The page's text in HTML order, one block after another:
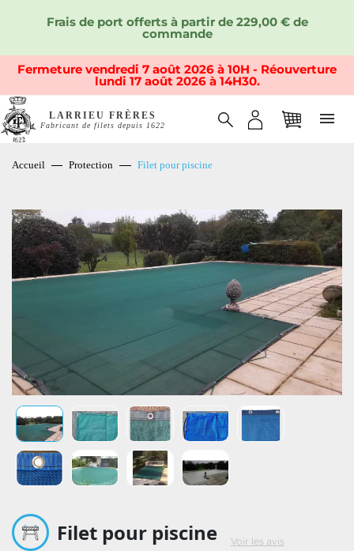
Frais de port offerts à partir de 229,00 € de
commande
Fermeture vendredi 7 août 2026 à 10H - Réouverture
lundi 17 août 2026 à 14H30.
LARRIEU FRÈRES
Fabricant de filets depuis 1622
Accueil Protection Filet pour piscine
Filet pour piscine Voir les avis